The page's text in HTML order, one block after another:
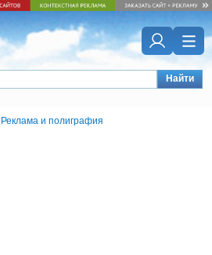
Найти
Реклама и полиграфия